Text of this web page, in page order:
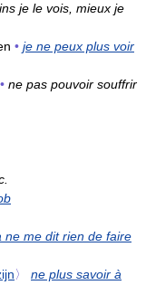
je le vois, mieux je
• je ne peux plus voir
• ne pas pouvoir souffrir
ne me dit rien de faire
〉
ne plus savoir à